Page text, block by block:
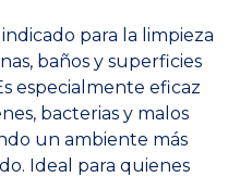
para la limpieza
baños y superficies
especialmente eficaz
bacterias y malos
un ambiente más
Ideal para quienes